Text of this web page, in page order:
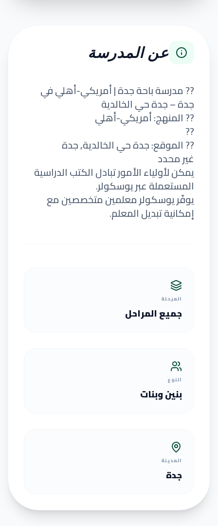
عن المدرسة
?? مدرسة باحة جدة | أمريكي-أهلي في
جدة – جدة حي الخالدية
?? المنهج: أمريكي-أهلي
??
?? الموقع: جدة حي الخالدية, جدة
غير محدد
يمكن لأولياء الأمور تبادل الكتب الدراسية
المستعملة عبر يوسكولر.
يوفّر يوسكولر معلمين متخصصين مع
إمكانية تبديل المعلم.
المرحلة
جميع المراحل
النوع
بنين وبنات
المدينة
جدة